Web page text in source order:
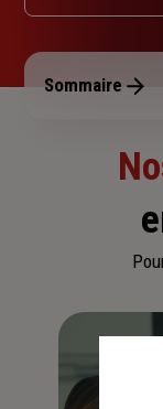
Dimanche :
Sommaire